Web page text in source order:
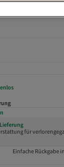
Tagen – kostenfrei.
für
Einfache Rückgabe